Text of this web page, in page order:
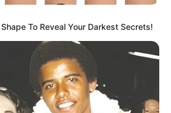
To Reveal Your Darkest Secrets!